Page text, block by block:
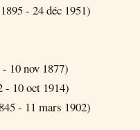
- 24 déc 1951)
10 nov 1877)
- 10 oct 1914)
- 11 mars 1902)